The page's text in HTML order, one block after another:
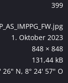
399
1. Oktober 2023
848 × 848
131,44 kB
26" N, 8° 24' 57" O